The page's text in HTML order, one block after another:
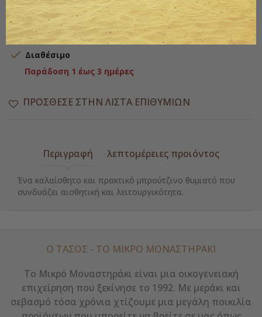
ΑΓΟΡΆ
 Διαθέσιμο
Παράδοση 1 έως 3 ημέρες
ΠΡΌΣΘΕΣΕ ΣΤΗΝ ΛΊΣΤΑ ΕΠΙΘΥΜΙΏΝ
Περιγραφή λεπτομέρειες προιόντος
Ένα καλαίσθητο και πρακτικό μπρούτζινο θυμιατό που
συνδυάζει αισθητική και λειτουργικότητα.
Ο ΤΑΣΟΣ - ΤΟ ΜΙΚΡΌ ΜΟΝΑΣΤΗΡΆΚΙ
Το Μικρό Μοναστηράκι είναι μια οικογενειακή
επιχείρηση που ξεκίνησε το 1992. Με μεράκι και
σεβασμό τόσα χρόνια χτίζουμε μια μεγάλη ποικιλία